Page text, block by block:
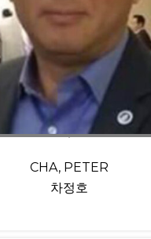
CHA, PETER
차정호